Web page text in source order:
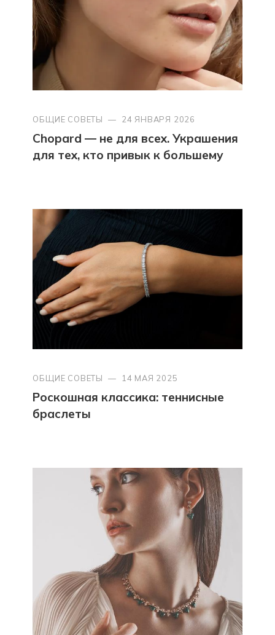
ОБЩИЕ СОВЕТЫ — 24 ЯНВАРЯ 2026
Chopard — не для всех. Украшения
для тех, кто привык к большему
ОБЩИЕ СОВЕТЫ — 14 МАЯ 2025
Роскошная классика: теннисные
браслеты